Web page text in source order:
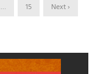
… 15 Next ›